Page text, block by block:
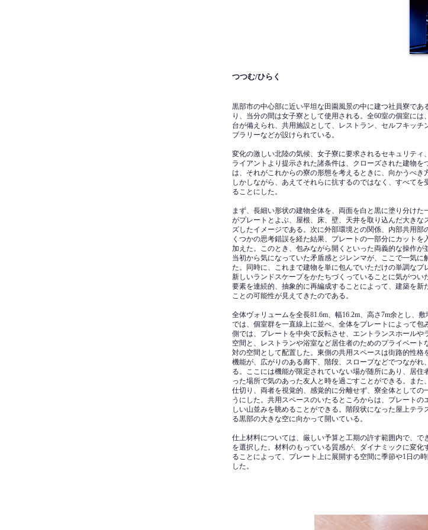
つつむ/ひらく
黒部市の中心部に近い平坦な田園風景の中に建つ社員寮であ
り、当分の間は女子寮として使用される。全60室の個室に
台が備えられ、共用施設として、レストラン、セルフキッチ
ブラリーなどが設けられている。
変化の激しい北陸の気候、女子寮に要求されるセキュリティ
ライアントより提示された諸条件は、クローズされた建物を
は、それがこれからの寮の形態を考えるときに、向かうべき
しかしながら、あえてそれらに抗するのではなく、すべてを
ることにした。
まず、長細い形状の建物全体を、両面を白と黒に塗り分け
がプレートとよぶ、屋根、床、壁、天井を取り込んだ大きな
ズしたイメージである。次に外部環境との関係、内部共用
くつかの思考錯誤を経た結果、プレートの一部分にカット
加えた。このとき、包みながら開くといった両義的な操作が
当初から気になっていた矛盾感とジレンマが、ここで一気に
た。同時に、これまで建物を単に包んでいただけの単調なプ
新しいランドスケープをかたちづくっていることに気がつ
要素を連続的、抽象的に再編成することによって、建築を新
ことの可能性が見えてきたのである。
全体ヴォリュームを全長81.6m、幅16.2m、高さ7m余とし、
では、個室群を一直線上に並べ、全体をプレートによって包
側では、プレートを中央で反転させ、エントランスホール
空間と、レストランや浴室など居住者のためのプライベー
対の空間として配置した。東側の共用スペースは街路的性格
機能が、広がりのある廊下、階段、スロープなどでつなが
る。ここには機能が限定されていない場が随所にあり、居住
った場所で気のあった友人と時を過ごすことができる。ま
仕切り、両者を視覚的、感覚的に分離せず、寮全体としての
うにした。共用スペースのいたるところからは、プレート
しい山並みを眺めることができる。階段状になった屋上テ
る黒部の大きな空に向かって開いている。
仕上材料については、厳しい予算と工期の許す範囲内で、
を選択した。材料のもっている質感が、ダイナミックに変
ることによって、プレート上に展開する空間に季節や1日の
した。